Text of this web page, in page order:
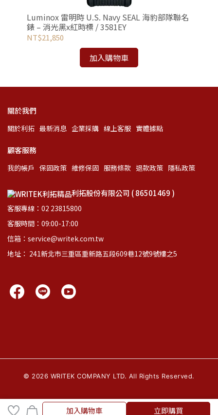
加入購物車
加入購物車 立即購買
Luminox 雷明時 U.S. Navy SEAL 海豹部隊聯名
錶 – 消光黑x紅時標 / 3581EY
NT$21,850
加入購物車
關於我們
關於利拓 最新消息 企業採購 線上客服 實體據點
顧客服務
我的帳戶 保固政策 維修保固 服務條款 退款政策 隱私政策
利拓股份有限公司 ( 86501469 )
客服專線：02 23815800
客服時間：09:00-17:00
信箱：service@writek.com.tw
地址： 241新北市三重區重新路五段609巷12號9號樓之5
© 2026 WRITEK COMPANY LTD. All Rights Reserved.